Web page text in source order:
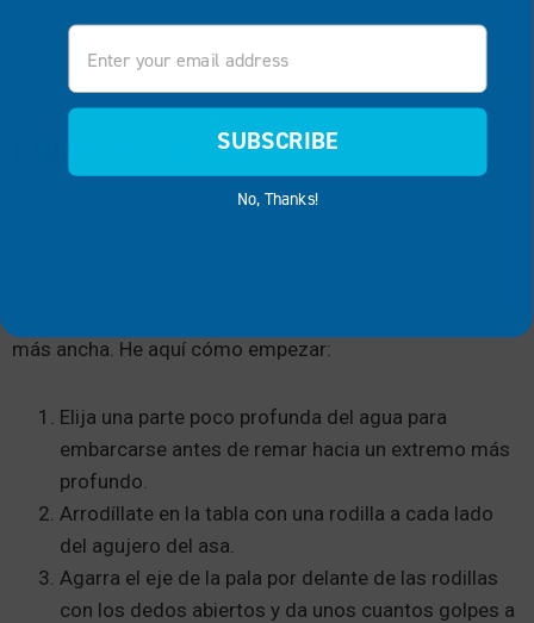
CÓMO ESTAR DE PIE
más ancha. He aquí cómo empezar:
Elija una parte poco profunda del agua para
embarcarse antes de remar hacia un extremo más
profundo.
Arrodíllate en la tabla con una rodilla a cada lado
del agujero del asa.
Agarra el eje de la pala por delante de las rodillas
con los dedos abiertos y da unos cuantos golpes a
Email
SUBSCRIBE
No, Thanks!